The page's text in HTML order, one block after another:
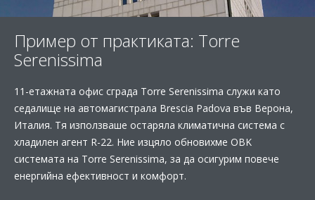
Пример от практиката: Torre
Serenissima
11-етажната офис сграда Torre Serenissima служи като
седалище на автомагистрала Brescia Padova във Верона,
Италия. Тя използваше остаряла климатична система с
хладилен агент R-22. Ние изцяло обновихме ОBK
системата на Torre Serenissima, за да осигурим повече
енергийна ефективност и комфорт.